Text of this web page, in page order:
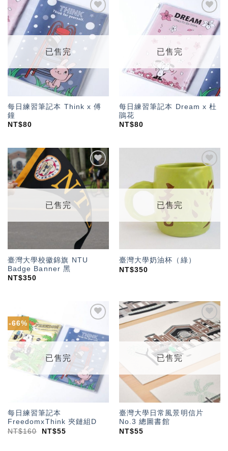
「願
望輕
已售完
每日練習筆記本 Think x 傅
鐘
NT$80
加入
「願
望輕
已售完
每日練習筆記本 Dream x 杜
鵑花
NT$80
加入
「願
望輕
已售完
臺灣大學校徽錦旗 NTU
Badge Banner 黑
NT$350
加入
「願
望輕
已售完
臺灣大學奶油杯（綠）
NT$350
-66%
「願
望輕
已售完
每日練習筆記本
FreedomxThink 夾鏈組D
NT$160 NT$55
加入
「願
望輕
已售完
臺灣大學日常風景明信片
No.3 總圖書館
NT$55